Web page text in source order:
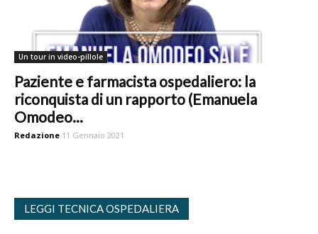
Un tour in video-pillole
Paziente e farmacista ospedaliero: la
riconquista di un rapporto (Emanuela
Omodeo...
Redazione 11 Gennaio 2021
LEGGI TECNICA OSPEDALIERA